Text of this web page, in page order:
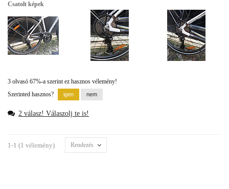
Csatolt képek
3 olvasó 67%-a szerint ez hasznos vélemény!
Szerinted hasznos?
2 válasz! Válaszolj te is!
1-1 (1 vélemény) Rendezés